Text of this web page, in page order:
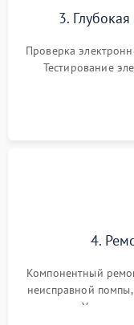
3.
Проверка
Тестирование
температуры и
жерновов
4.
Компонентный
неисправной
жерновов.